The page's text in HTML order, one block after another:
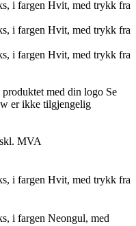
produktet med din logo Se
er ikke tilgjengelig
MVA